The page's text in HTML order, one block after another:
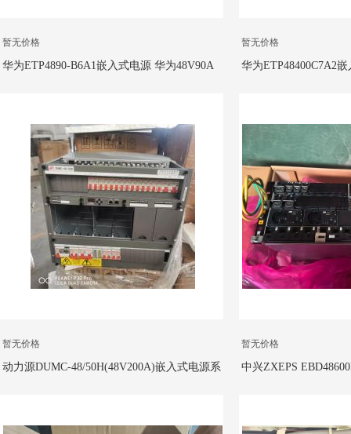
暂无价格
华为ETP4890-B6A1嵌入式电源 华为48V90A
暂无价格
华为ETP48400C7A2
暂无价格
动力源DUMC-48/50H(48V200A)嵌入式电源系
暂无价格
中兴ZXEPS